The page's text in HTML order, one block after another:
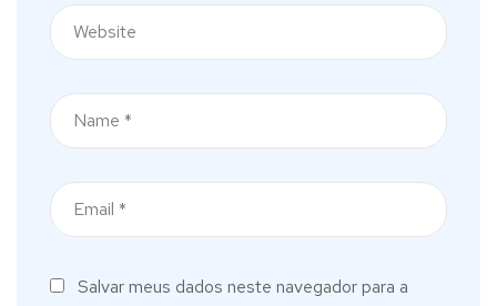
Salvar meus dados neste navegador para a